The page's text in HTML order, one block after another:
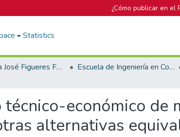
¿Cómo publicar en el
Statistics
Biblioteca José Figueres Ferrer Escuela de Ingeniería en Construcción
económico de
alternativas